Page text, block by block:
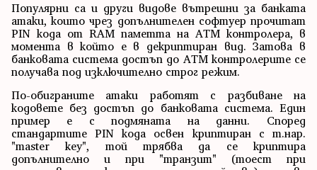
Популярни са и други видове вътрешни за банката
атаки, които чрез допълнителен софтуер прочитат
PIN кода от RAM паметта на ATM контролера, в
момента в който е в декриптиран вид. Затова в
банковата система достъп до ATM контролерите се
получава под изключително строг режим.
По-обиграните атаки работят с разбиване на
кодовете без достъп до банковата система. Един
пример е с подмяната на данни. Според
стандартите PIN кода освен криптиран с т.нар.
"master key", той трябва да се криптира
допълнително и при "транзит" (тоест при